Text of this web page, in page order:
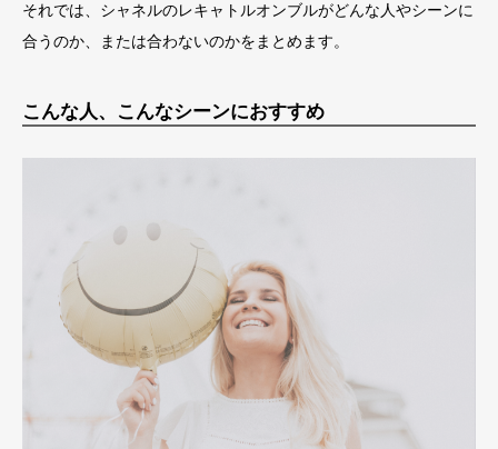
それでは、シャネルのレキャトルオンブルがどんな人やシーンに
合うのか、または合わないのかをまとめます。
こんな人、こんなシーンにおすすめ